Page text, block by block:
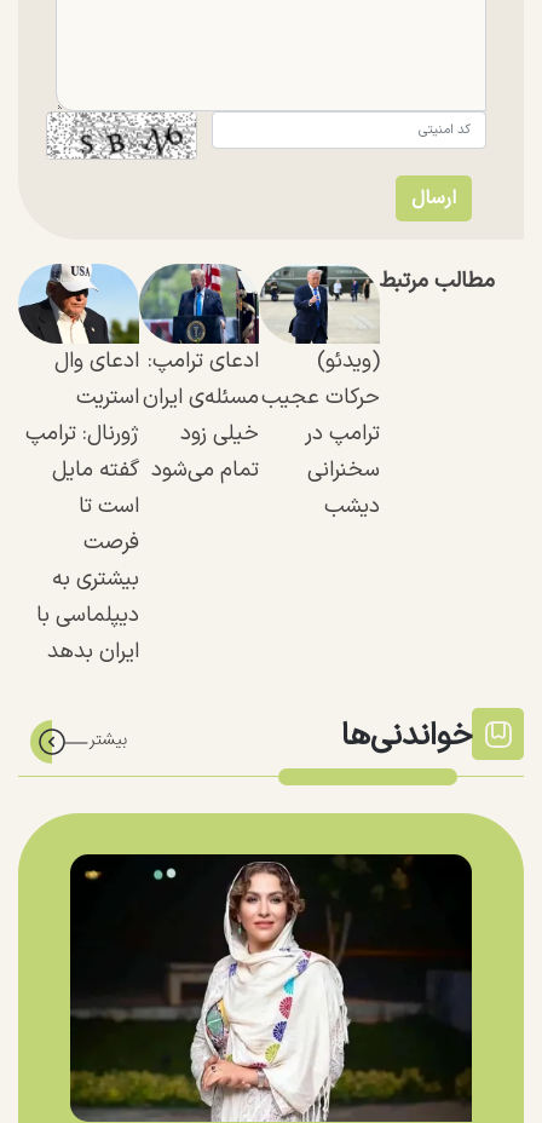
مطالب مرتبط
(ویدئو)
حرکات عجیب
ترامپ در
سخنرانی
دیشب
ادعای ترامپ:
مسئله‌ی ایران
خیلی زود
تمام می‌شود
ادعای وال
استریت
ژورنال: ترامپ
گفته مایل
است تا
فرصت
بیشتری به
دیپلماسی با
ایران بدهد
خواندنی‌ها